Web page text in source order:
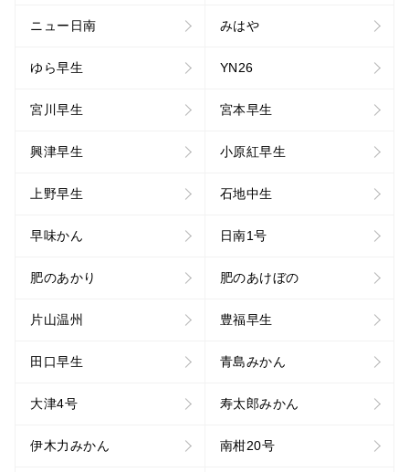
ニュー日南 みはや
ゆら早生 YN26
宮川早生 宮本早生
興津早生 小原紅早生
上野早生 石地中生
早味かん 日南1号
肥のあかり 肥のあけぼの
片山温州 豊福早生
田口早生 青島みかん
大津4号 寿太郎みかん
伊木力みかん 南柑20号